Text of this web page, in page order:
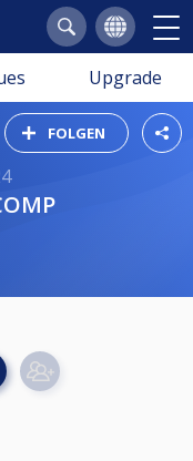
Upgrade
FOLGEN